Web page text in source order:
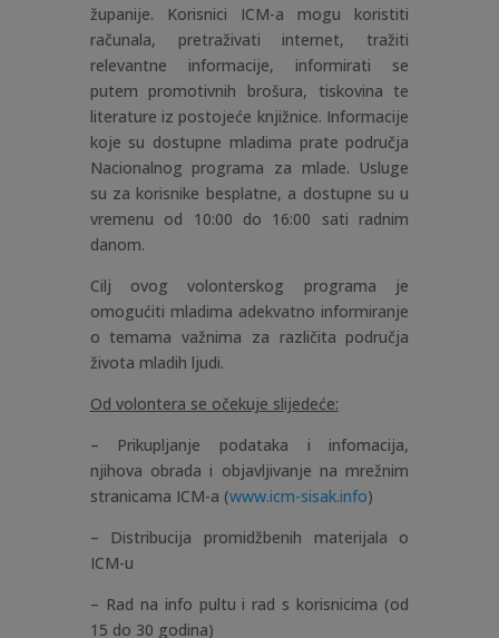
županije. Korisnici ICM-a mogu koristiti
računala, pretraživati internet, tražiti
relevantne informacije, informirati se
putem promotivnih brošura, tiskovina te
literature iz postojeće knjižnice. Informacije
koje su dostupne mladima prate područja
Nacionalnog programa za mlade. Usluge
su za korisnike besplatne, a dostupne su u
vremenu od 10:00 do 16:00 sati radnim
danom.
Cilj ovog volonterskog programa je
omogućiti mladima adekvatno informiranje
o temama važnima za različita područja
života mladih ljudi.
Od volontera se očekuje slijedeće:
– Prikupljanje podataka i infomacija,
njihova obrada i objavljivanje na mrežnim
stranicama ICM-a (www.icm-sisak.info)
– Distribucija promidžbenih materijala o
ICM-u
– Rad na info pultu i rad s korisnicima (od
15 do 30 godina)